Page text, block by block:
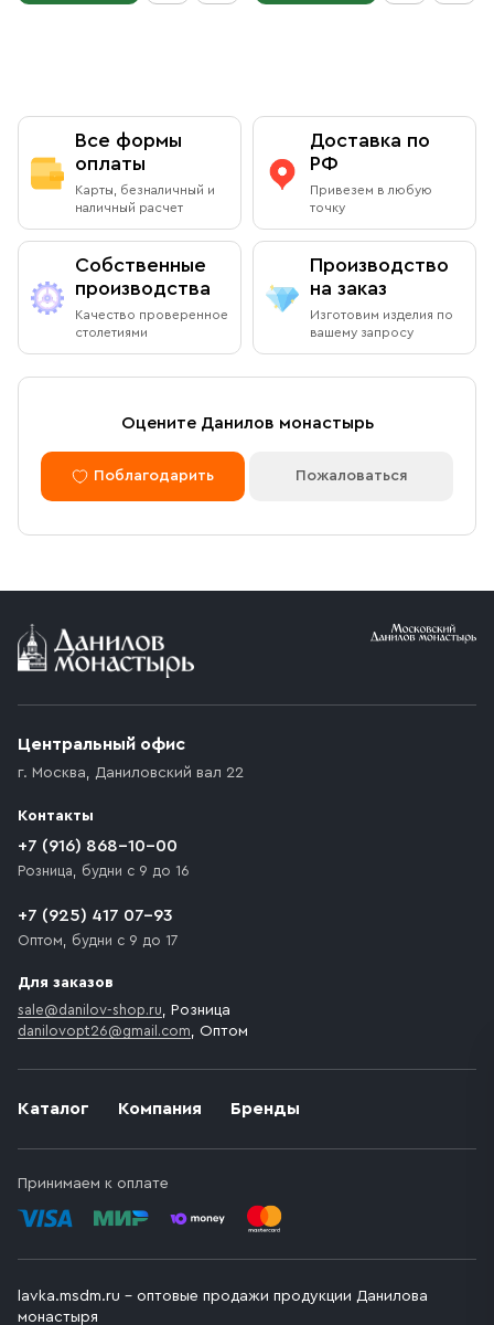
Все формы
оплаты
Карты, безналичный и
наличный расчет
Доставка по
РФ
Привезем в любую
точку
Собственные
производства
Качество проверенное
столетиями
Производство
на заказ
Изготовим изделия по
вашему запросу
Оцените Данилов монастырь
Поблагодарить Пожаловаться
Каталог Компания Бренды
Принимаем к оплате
Центральный офис
г. Москва, Даниловский вал 22
Контакты
+7 (916) 868-10-00
Розница, будни с 9 до 16
+7 (925) 417 07-93
Оптом, будни с 9 до 17
Для заказов
sale@danilov-shop.ru, Розница
danilovopt26@gmail.com, Оптом
lavka.msdm.ru – оптовые продажи продукции Данилова
монастыря